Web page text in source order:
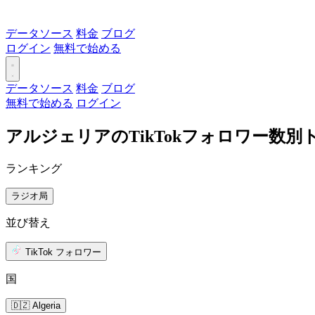
データソース 料金 ブログ
ログイン 無料で始める
データソース 料金 ブログ
無料で始める ログイン
アルジェリアのTikTokフォロワー数別
ランキング
ラジオ局
並び替え
TikTok フォロワー
国
🇩🇿 Algeria